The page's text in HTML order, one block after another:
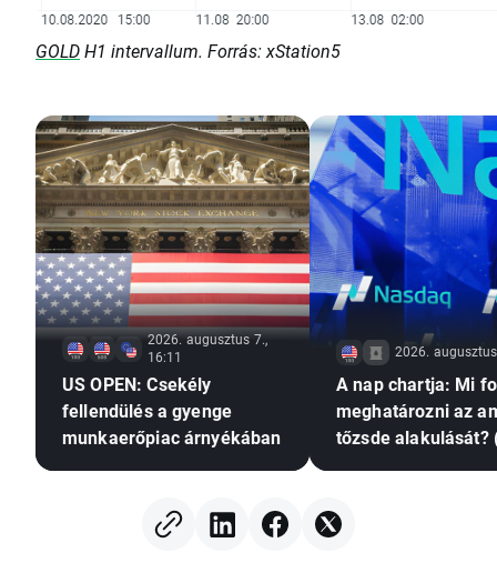
GOLDH1 intervallum. Forrás: xStation5
2026. augusztus 7.,
16:11
US OPEN: Csekély
fellendülés a gyenge
munkaerőpiac árnyékában
2026.
A nap chartja: Mi
meghatározni az
tőzsde alakulását?